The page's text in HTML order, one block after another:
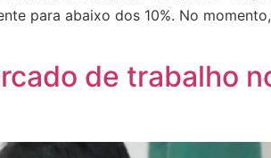
para abaixo dos 10%. No
de trabalho